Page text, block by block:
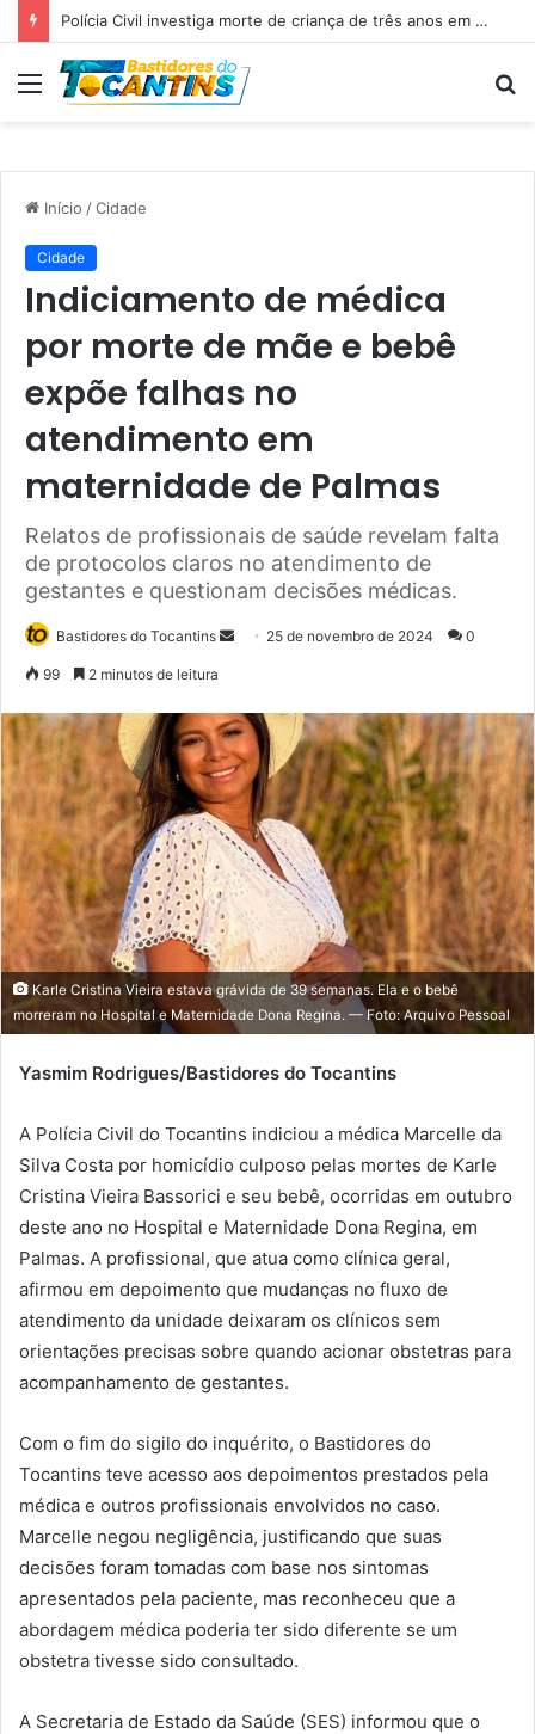
Polícia Civil investiga morte de criança de três anos em Palmas; pai é suspeito de agressão
Menu
Início /Cidade
Cidade
Indiciamento de médica
por morte de mãe e bebê
expõe falhas no
atendimento em
maternidade de Palmas
Relatos de profissionais de saúde revelam falta
de protocolos claros no atendimento de
gestantes e questionam decisões médicas.
Bastidores do Tocantins
d
e
u
m
e
-
m
a
i
l
25 de novembro de 2024 0
99 2 minutos de leitura
Karle Cristina Vieira estava grávida de 39 semanas. Ela e o bebê
morreram no Hospital e Maternidade Dona Regina. — Foto: Arquivo Pessoal
Yasmim Rodrigues/Bastidores do Tocantins
A Polícia Civil do Tocantins indiciou a médica Marcelle da
Silva Costa por homicídio culposo pelas mortes de Karle
Cristina Vieira Bassorici e seu bebê, ocorridas em outubro
deste ano no Hospital e Maternidade Dona Regina, em
Palmas. A profissional, que atua como clínica geral,
afirmou em depoimento que mudanças no fluxo de
atendimento da unidade deixaram os clínicos sem
orientações precisas sobre quando acionar obstetras para
acompanhamento de gestantes.
Com o fim do sigilo do inquérito, o Bastidores do
Tocantins teve acesso aos depoimentos prestados pela
médica e outros profissionais envolvidos no caso.
Marcelle negou negligência, justificando que suas
decisões foram tomadas com base nos sintomas
apresentados pela paciente, mas reconheceu que a
abordagem médica poderia ter sido diferente se um
obstetra tivesse sido consultado.
A Secretaria de Estado da Saúde (SES) informou que o